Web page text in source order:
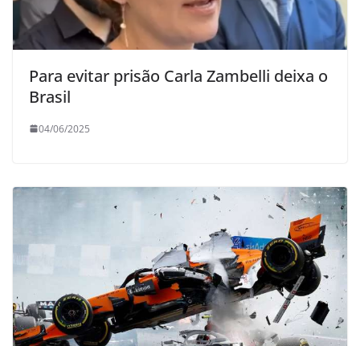
Para evitar prisão Carla Zambelli deixa o
Brasil
04/06/2025